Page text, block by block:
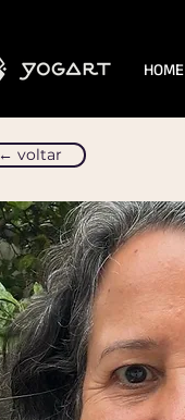
HOME
← voltar